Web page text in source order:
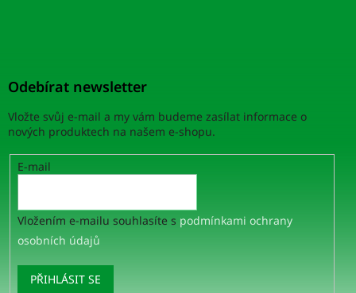
Odebírat newsletter
Vložte svůj e-mail a my vám budeme zasílat informace o
nových produktech na našem e-shopu.
E-mail
Vložením e-mailu souhlasíte s podmínkami ochrany
osobních údajů
PŘIHLÁSIT SE